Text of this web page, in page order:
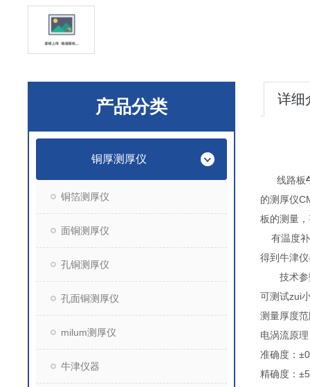
产品分类
铜厚测厚仪
铜箔测厚仪
面铜测厚仪
孔铜测厚仪
孔面铜测厚仪
milum测厚仪
牛津仪器
详细
线路板
的测厚仪
板的测量
有温度
得到牛津
技术
可测试zui
测量厚度
电涡流原
准确度：
精确度：